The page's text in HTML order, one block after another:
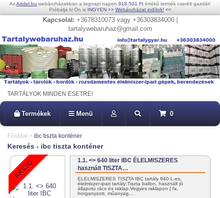
AzAddel.hu webáruházakban a tegnapi napon 918.501 Ft értékű termék cserélt gazdát!
Próbálja ki Ön is INGYEN >> Webáruházat indítok! <<
Kapcsolat: +3678310073 vagy +36303834000 |
tartalywebaruhaz@gmail.com
TARTÁLYOK MINDEN ESETRE!
Termékek Menü 0
Főoldal > ibc tiszta konténer
Keresés - ibc tiszta konténer
1.1. <> 640 liter IBC ÉLELMISZERES
használt TISZTA…
ÉLELMISZERES TISZTA IBC tartály 640 L-es,
élelmiszer-ipari tartály;Tiszta ballon, használt jó
állapotú rács és raklap.Vegyes raklapon ( fa,
horganyzott, műanyag,…